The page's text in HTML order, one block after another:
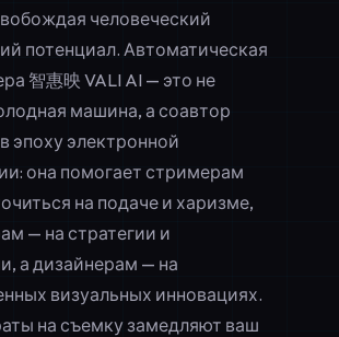
человеческий
потенциал. Автоматическая
智惠映 VALI AI — это не
машина, а соавтор
эпоху электронной
она помогает стримерам
на подаче и харизме,
— на стратегии и
а дизайнерам — на
визуальных инновациях.
на съемку замедляют ваш